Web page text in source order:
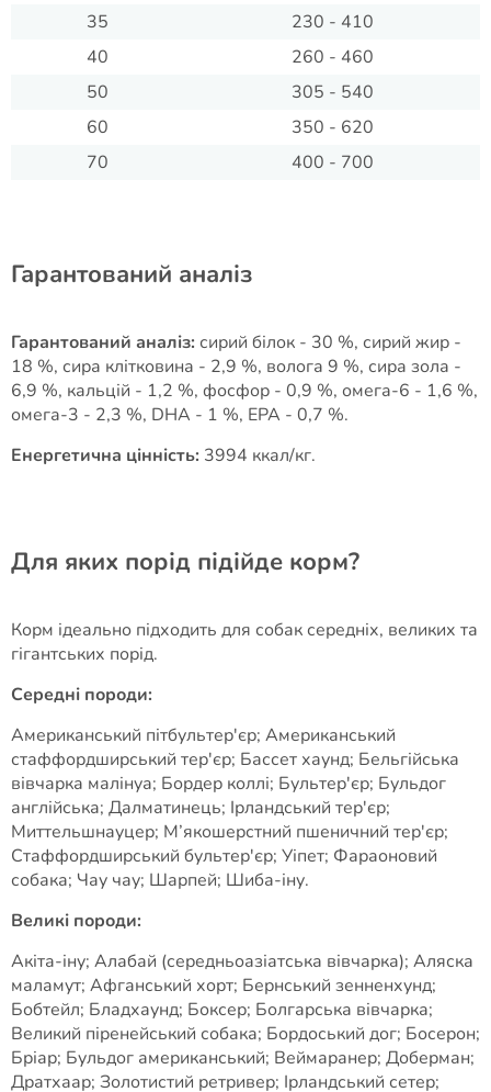
35
230 - 410
40
260 - 460
50
305 - 540
60
350 - 620
70
400 - 700
Гарантований аналіз
Гарантований аналіз: сирий білок - 30 %, сирий жир -
18 %, сира клітковина - 2,9 %, волога 9 %, сира зола -
6,9 %, кальцій - 1,2 %, фосфор - 0,9 %, омега-6 - 1,6 %,
омега-3 - 2,3 %, DHA - 1 %, EPA - 0,7 %.
Енергетична цінність: 3994 ккал/кг.
Для яких порід підійде корм?
Корм ідеально підходить для собак середніх, великих та
гігантських порід.
Середні породи:
Американський пітбультер'єр; Американський
стаффордширський тер'єр; Бассет хаунд; Бельгійська
вівчарка малінуа; Бордер коллі; Бультер'єр; Бульдог
англійська; Далматинець; Ірландський тер'єр;
Миттельшнауцер; М’якошерстний пшеничний тер'єр;
Стаффордширський бультер'єр; Уіпет; Фараоновий
собака; Чау чау; Шарпей; Шиба-іну.
Великі породи:
Акіта-іну; Алабай (середньоазіатська вівчарка); Аляска
маламут; Афганський хорт; Бернський зенненхунд;
Бобтейл; Бладхаунд; Боксер; Болгарська вівчарка;
Великий піренейський собака; Бордоський дог; Босерон;
Бріар; Бульдог американський; Веймаранер; Доберман;
Дратхаар; Золотистий ретривер; Ірландський сетер;